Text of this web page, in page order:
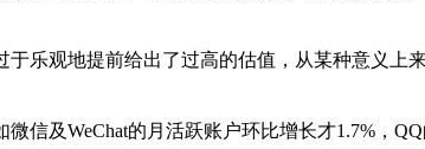
乐观地提前给出了过高的估值，从某种意义上
信及WeChat的月活跃账户环比增长才1.7%，QQ